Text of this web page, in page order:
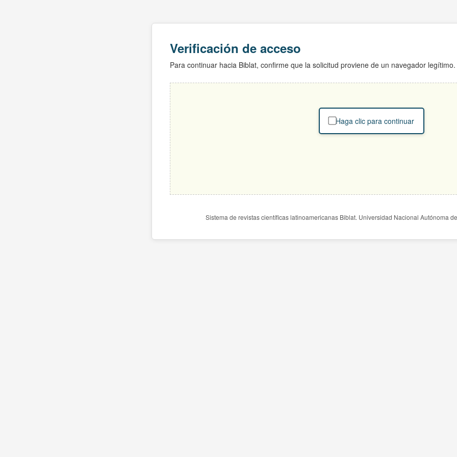
Verificación de acceso
Para continuar hacia Biblat, confirme que la solicitud proviene de un navegador legítimo.
Haga clic para continuar
Sistema de revistas científicas latinoamericanas Biblat. Universidad Nacional Autónoma